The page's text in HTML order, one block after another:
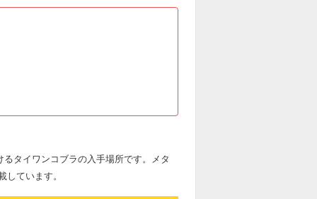
タイワンコブラの入手場所です。メタ
ています。